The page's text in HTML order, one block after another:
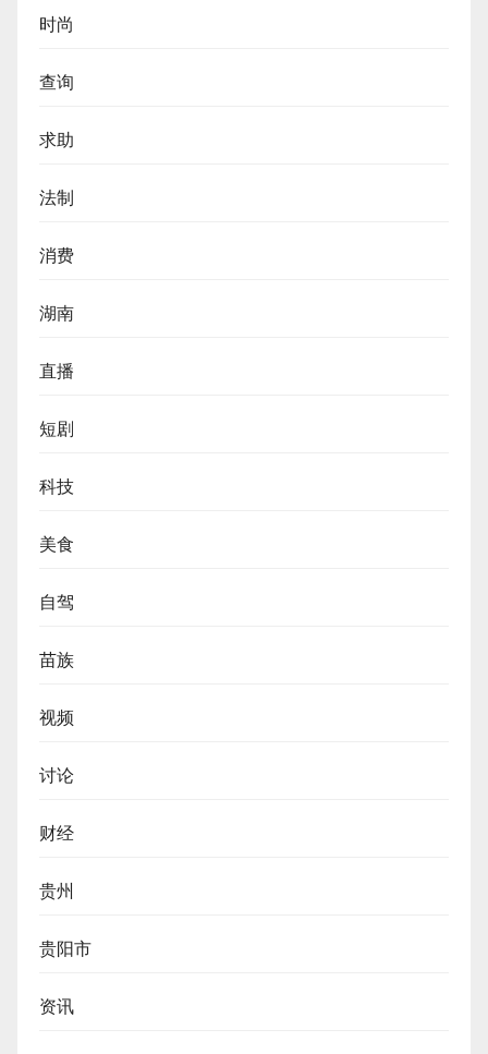
时尚
查询
求助
法制
消费
湖南
直播
短剧
科技
美食
自驾
苗族
视频
讨论
财经
贵州
贵阳市
资讯